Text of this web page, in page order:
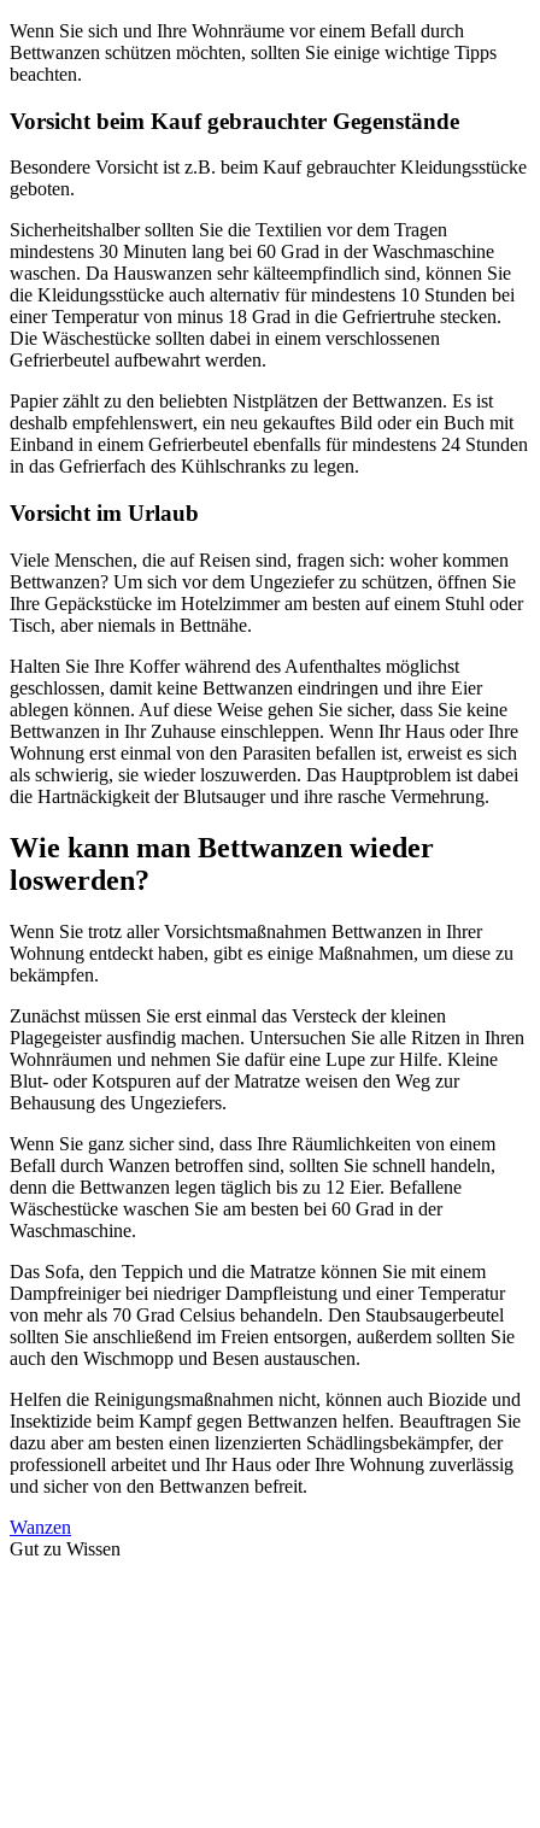
Wenn Sie sich und Ihre Wohnräume vor einem Befall durch
Bettwanzen schützen möchten, sollten Sie einige wichtige Tipps
beachten.
Vorsicht beim Kauf gebrauchter Gegenstände
Besondere Vorsicht ist z.B. beim Kauf gebrauchter Kleidungsstücke
geboten.
Sicherheitshalber sollten Sie die Textilien vor dem Tragen
mindestens 30 Minuten lang bei 60 Grad in der Waschmaschine
waschen. Da Hauswanzen sehr kälteempfindlich sind, können Sie
die Kleidungsstücke auch alternativ für mindestens 10 Stunden bei
einer Temperatur von minus 18 Grad in die Gefriertruhe stecken.
Die Wäschestücke sollten dabei in einem verschlossenen
Gefrierbeutel aufbewahrt werden.
Papier zählt zu den beliebten Nistplätzen der Bettwanzen. Es ist
deshalb empfehlenswert, ein neu gekauftes Bild oder ein Buch mit
Einband in einem Gefrierbeutel ebenfalls für mindestens 24 Stunden
in das Gefrierfach des Kühlschranks zu legen.
Vorsicht im Urlaub
Viele Menschen, die auf Reisen sind, fragen sich: woher kommen
Bettwanzen? Um sich vor dem Ungeziefer zu schützen, öffnen Sie
Ihre Gepäckstücke im Hotelzimmer am besten auf einem Stuhl oder
Tisch, aber niemals in Bettnähe.
Halten Sie Ihre Koffer während des Aufenthaltes möglichst
geschlossen, damit keine Bettwanzen eindringen und ihre Eier
ablegen können. Auf diese Weise gehen Sie sicher, dass Sie keine
Bettwanzen in Ihr Zuhause einschleppen. Wenn Ihr Haus oder Ihre
Wohnung erst einmal von den Parasiten befallen ist, erweist es sich
als schwierig, sie wieder loszuwerden. Das Hauptproblem ist dabei
die Hartnäckigkeit der Blutsauger und ihre rasche Vermehrung.
Wie kann man Bettwanzen wieder
loswerden?
Wenn Sie trotz aller Vorsichtsmaßnahmen Bettwanzen in Ihrer
Wohnung entdeckt haben, gibt es einige Maßnahmen, um diese zu
bekämpfen.
Zunächst müssen Sie erst einmal das Versteck der kleinen
Plagegeister ausfindig machen. Untersuchen Sie alle Ritzen in Ihren
Wohnräumen und nehmen Sie dafür eine Lupe zur Hilfe. Kleine
Blut- oder Kotspuren auf der Matratze weisen den Weg zur
Behausung des Ungeziefers.
Wenn Sie ganz sicher sind, dass Ihre Räumlichkeiten von einem
Befall durch Wanzen betroffen sind, sollten Sie schnell handeln,
denn die Bettwanzen legen täglich bis zu 12 Eier. Befallene
Wäschestücke waschen Sie am besten bei 60 Grad in der
Waschmaschine.
Das Sofa, den Teppich und die Matratze können Sie mit einem
Dampfreiniger bei niedriger Dampfleistung und einer Temperatur
von mehr als 70 Grad Celsius behandeln. Den Staubsaugerbeutel
sollten Sie anschließend im Freien entsorgen, außerdem sollten Sie
auch den Wischmopp und Besen austauschen.
Helfen die Reinigungsmaßnahmen nicht, können auch Biozide und
Insektizide beim Kampf gegen Bettwanzen helfen. Beauftragen Sie
dazu aber am besten einen lizenzierten Schädlingsbekämpfer, der
professionell arbeitet und Ihr Haus oder Ihre Wohnung zuverlässig
und sicher von den Bettwanzen befreit.
Wanzen
Gut zu Wissen